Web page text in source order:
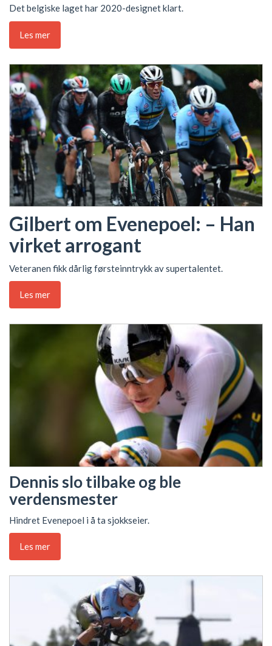
Det belgiske laget har 2020-designet klart.
Les mer
Gilbert om Evenepoel: – Han
virket arrogant
Veteranen fikk dårlig førsteinntrykk av supertalentet.
Les mer
Dennis slo tilbake og ble
verdensmester
Hindret Evenepoel i å ta sjokkseier.
Les mer